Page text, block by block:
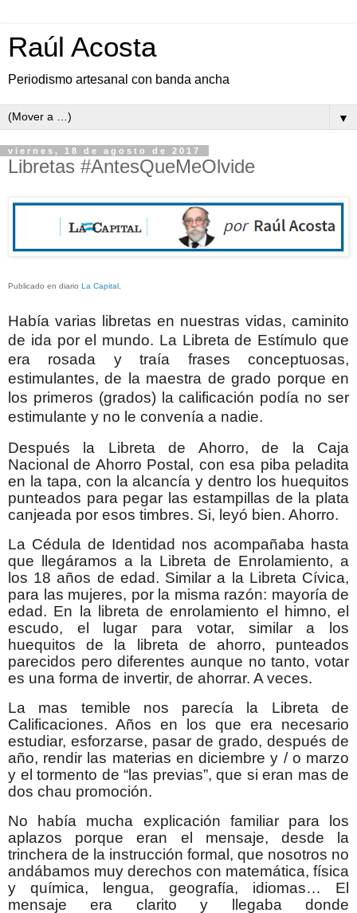
Raúl Acosta
Periodismo artesanal con banda ancha
▼
viernes, 18 de agosto de 2017
Libretas #AntesQueMeOlvide
Publicado en diario La Capital
Había varias libretas en nuestras vidas, caminito
de ida por el mundo. La Libreta de Estímulo que
era rosada y traía frases conceptuosas,
estimulantes, de la maestra de grado porque en
los primeros (grados) la calificación podía no ser
estimulante y no le convenía a nadie.
Después la Libreta de Ahorro, de la Caja
Nacional de Ahorro Postal, con esa piba peladita
en la tapa, con la alcancía y dentro los huequitos
punteados para pegar las estampillas de la plata
canjeada por esos timbres. Si, leyó bien. Ahorro.
La Cédula de Identidad nos acompañaba hasta
que llegáramos a la Libreta de Enrolamiento, a
los 18 años de edad. Similar a la Libreta Cívica,
para las mujeres, por la misma razón: mayoría de
edad. En la libreta de enrolamiento el himno, el
escudo, el lugar para votar, similar a los
huequitos de la libreta de ahorro, punteados
parecidos pero diferentes aunque no tanto, votar
es una forma de invertir, de ahorrar. A veces.
La mas temible nos parecía la Libreta de
Calificaciones. Años en los que era necesario
estudiar, esforzarse, pasar de grado, después de
año, rendir las materias en diciembre y / o marzo
y el tormento de “las previas”, que si eran mas de
dos chau promoción.
No había mucha explicación familiar para los
aplazos porque eran el mensaje, desde la
trinchera de la instrucción formal, que nosotros no
andábamos muy derechos con matemática, física
y química, lengua, geografía, idiomas… El
mensaje era clarito y llegaba donde